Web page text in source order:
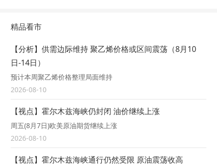
精品看市
【分析】供需边际维持 聚乙烯价格或区间震荡（8月10
日-14日）
预计本周聚乙烯价格整理局面维持
2026-08-10
【视点】霍尔木兹海峡仍封闭 油价继续上涨
周五(8月7日)欧美原油期货继续上涨
2026-08-10
【视点】霍尔木兹海峡通行仍然受限 原油震荡收高